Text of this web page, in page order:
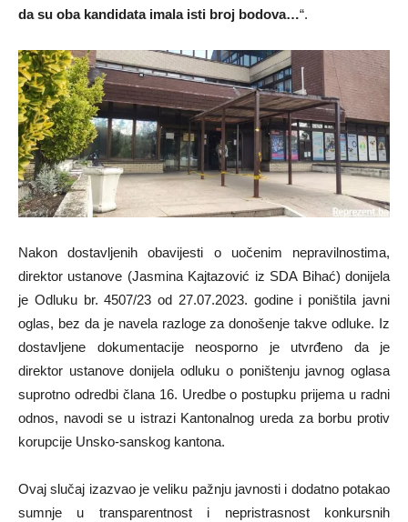
da su oba kandidata imala isti broj bodova…“.
Nakon dostavljenih obavijesti o uočenim nepravilnostima,
direktor ustanove (Jasmina Kajtazović iz SDA Bihać) donijela
je Odluku br. 4507/23 od 27.07.2023. godine i poništila javni
oglas, bez da je navela razloge za donošenje takve odluke. Iz
dostavljene dokumentacije neosporno je utvrđeno da je
direktor ustanove donijela odluku o poništenju javnog oglasa
suprotno odredbi člana 16. Uredbe o postupku prijema u radni
odnos, navodi se u istrazi Kantonalnog ureda za borbu protiv
korupcije Unsko-sanskog kantona.
Ovaj slučaj izazvao je veliku pažnju javnosti i dodatno potakao
sumnje u transparentnost i nepristrasnost konkursnih